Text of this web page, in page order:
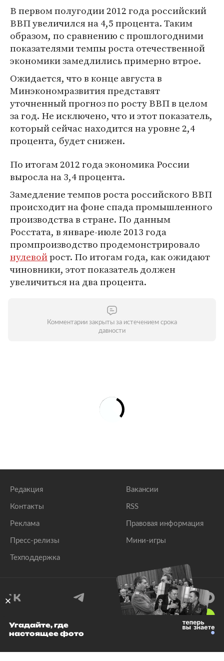
В первом полугодии 2012 года российский
ВВП увеличился на 4,5 процента. Таким
образом, по сравнению с прошлогодними
показателями темпы роста отечественной
экономики замедлились примерно втрое.
Ожидается, что в конце августа в
Минэкономразвития представят
уточненный прогноз по росту ВВП в целом
за год. Не исключено, что и этот показатель,
который сейчас находится на уровне 2,4
процента, будет снижен.
По итогам 2012 года экономика России
выросла на 3,4 процента.
Замедление темпов роста российского ВВП
происходит на фоне спада промышленного
производства в стране. По данным
Росстата, в январе-июле 2013 года
промпроизводство продемонстрировало
нулевойрост. По итогам года, как ожидают
чиновники, этот показатель должен
увеличиться на два процента.
Комментарии закрыты за истечением срока
давности
Редакция
Контакты
Реклама
Пресс-релизы
Техподдержка
Вакансии
RSS
Правовая информация
Мини-игры
© 1999–2026 Все права защищены.
Угадайте, где
настоящее фото